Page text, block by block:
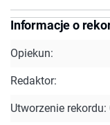
Informacje o
Opiekun:
Redaktor:
Utworzenie rekordu: